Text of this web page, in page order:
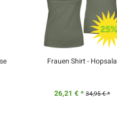
Frauen Shirt - Hopsala
26,21 € * 34,95 € *